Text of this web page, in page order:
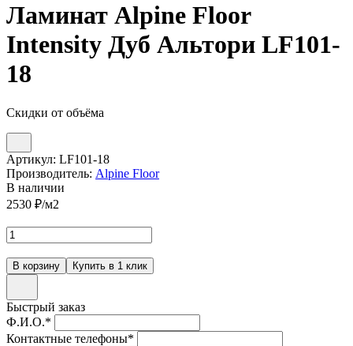
Ламинат Alpine Floor
Intensity Дуб Альтори LF101-
18
Скидки от объёма
Артикул: LF101-18
Производитель: Alpine Floor
В наличии
2530 ₽/м2
Быстрый заказ
Ф.И.О.*
Контактные телефоны*